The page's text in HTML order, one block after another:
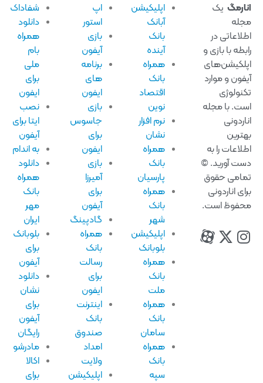
یک
در
با بازی و
و موارد
با مجله
را به
آورید. ©
حقوق
اناردونی
است.
اپلیکیشن
آبانک
آینده
همراه
اقتصاد
نرم افزار
نشان
همراه
پارسیان
همراه
اپلیکیشن
بلوبانک
همراه
همراه
سامان
همراه
اپ
استور
بازی
آیفون
برنامه
ایفون
بازی
جاسوس
ایفون
بازی
آیفون
گادپینگ
همراه
رسالت
ایفون
اینترنت
صندوق
امداد
ولایت
اپلیکیشن
شفاداک
دانلود
همراه
ایفون
نصب
ایتا برای
آیفون
به اندام
دانلود
همراه
بلوبانک
آیفون
دانلود
نشان
آیفون
رایگان
مادرشو
اکالا